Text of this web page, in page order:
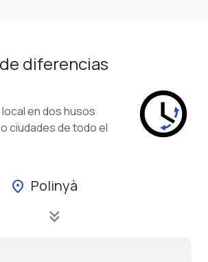
diferencias
en dos husos
ciudades de todo el
location_on Polinyà
keyboard_double_arrow_down